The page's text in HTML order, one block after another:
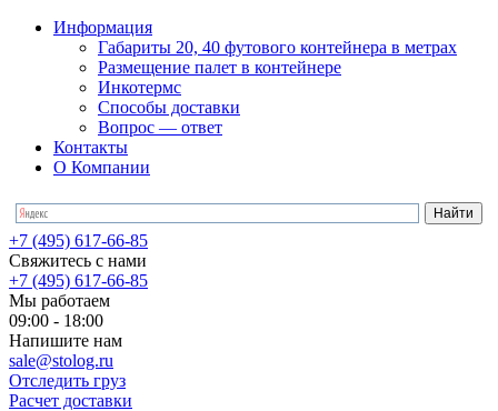
Информация
Габариты 20, 40 футового контейнера в метрах
Размещение палет в контейнере
Инкотермс
Способы доставки
Вопрос — ответ
Контакты
О Компании
+7 (495) 617-66-85
Свяжитесь с нами
+7 (495) 617-66-85
Мы работаем
09:00 - 18:00
Напишите нам
sale@stolog.ru
Отследить груз
Расчет доставки